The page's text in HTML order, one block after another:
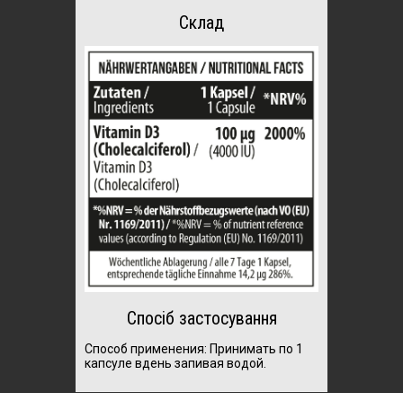
Склад
Спосіб застосування
Способ применения: Принимать по 1
капсуле вдень запивая водой.